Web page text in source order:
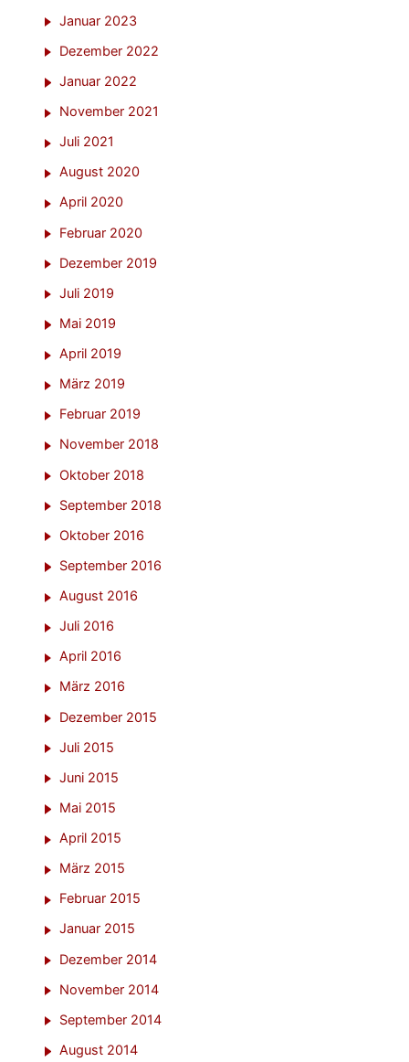
Januar 2023
Dezember 2022
Januar 2022
November 2021
Juli 2021
August 2020
April 2020
Februar 2020
Dezember 2019
Juli 2019
Mai 2019
April 2019
März 2019
Februar 2019
November 2018
Oktober 2018
September 2018
Oktober 2016
September 2016
August 2016
Juli 2016
April 2016
März 2016
Dezember 2015
Juli 2015
Juni 2015
Mai 2015
April 2015
März 2015
Februar 2015
Januar 2015
Dezember 2014
November 2014
September 2014
August 2014